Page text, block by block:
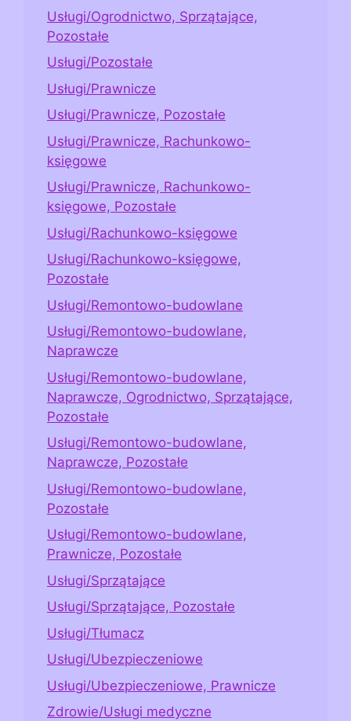
Usługi/Ogrodnictwo, Sprzątające,
Pozostałe
Usługi/Pozostałe
Usługi/Prawnicze
Usługi/Prawnicze, Pozostałe
Usługi/Prawnicze, Rachunkowo-
księgowe
Usługi/Prawnicze, Rachunkowo-
księgowe, Pozostałe
Usługi/Rachunkowo-księgowe
Usługi/Rachunkowo-księgowe,
Pozostałe
Usługi/Remontowo-budowlane
Usługi/Remontowo-budowlane,
Naprawcze
Usługi/Remontowo-budowlane,
Naprawcze, Ogrodnictwo, Sprzątające,
Pozostałe
Usługi/Remontowo-budowlane,
Naprawcze, Pozostałe
Usługi/Remontowo-budowlane,
Pozostałe
Usługi/Remontowo-budowlane,
Prawnicze, Pozostałe
Usługi/Sprzątające
Usługi/Sprzątające, Pozostałe
Usługi/Tłumacz
Usługi/Ubezpieczeniowe
Usługi/Ubezpieczeniowe, Prawnicze
Zdrowie/Usługi medyczne